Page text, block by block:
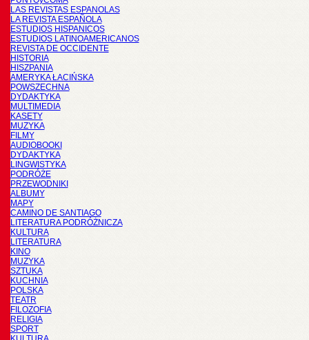
LAS REVISTAS ESPANOLAS
LA REVISTA ESPAÑOLA
ESTUDIOS HISPANICOS
ESTUDIOS LATINOAMERICANOS
REVISTA DE OCCIDENTE
HISTORIA
HISZPANIA
AMERYKA ŁACIŃSKA
POWSZECHNA
DYDAKTYKA
MULTIMEDIA
KASETY
MUZYKA
FILMY
AUDIOBOOKI
DYDAKTYKA
LINGWISTYKA
PODRÓŻE
PRZEWODNIKI
ALBUMY
MAPY
CAMINO DE SANTIAGO
LITERATURA PODRÓŻNICZA
KULTURA
LITERATURA
KINO
MUZYKA
SZTUKA
KUCHNIA
POLSKA
TEATR
FILOZOFIA
RELIGIA
SPORT